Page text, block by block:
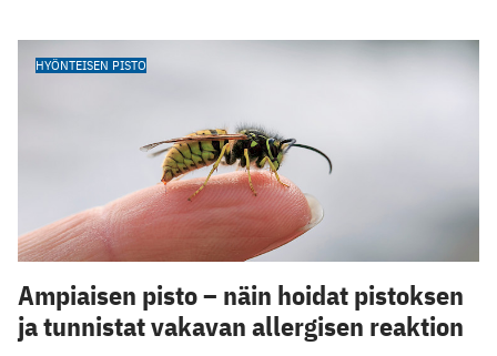
HYÖNTEISEN PISTO
Ampiaisen pisto – näin hoidat pistoksen
ja tunnistat vakavan allergisen reaktion